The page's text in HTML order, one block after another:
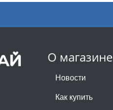
О магазине
Новости
Как купить